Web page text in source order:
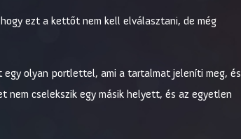
ezt a kettőt nem kell elválasztani, de még
olyan portlettel, ami a tartalmat jeleníti meg, és
nem cselekszik egy másik helyett, és az egyetlen